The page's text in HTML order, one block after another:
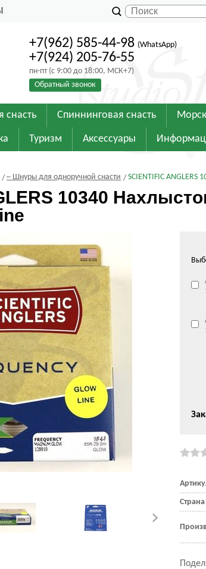
+7(962) 585-44-98 (WhatsApp)
+7(924) 205-76-55
пн-пт (с 9:00 до 18:00, МСК+7)
Обратный звонок
снасть Спиннинговая снасть
Туризм Аксессуары
~ Шнуры для одноручной снасти SCIENTIFIC
10340
Страна